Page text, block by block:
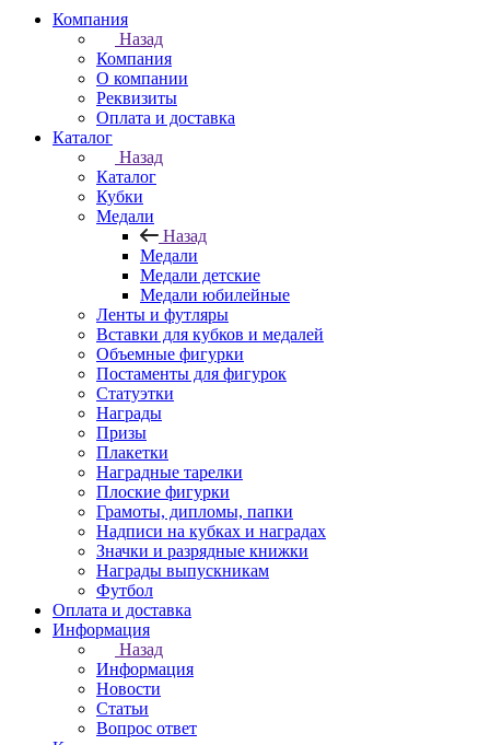
Компания
Назад
Компания
О компании
Реквизиты
Оплата и доставка
Каталог
Назад
Каталог
Кубки
Медали
Назад
Медали
Медали детские
Медали юбилейные
Ленты и футляры
Вставки для кубков и медалей
Объемные фигурки
Постаменты для фигурок
Статуэтки
Награды
Призы
Плакетки
Наградные тарелки
Плоские фигурки
Грамоты, дипломы, папки
Надписи на кубках и наградах
Значки и разрядные книжки
Награды выпускникам
Футбол
Оплата и доставка
Информация
Назад
Информация
Новости
Статьи
Вопрос ответ